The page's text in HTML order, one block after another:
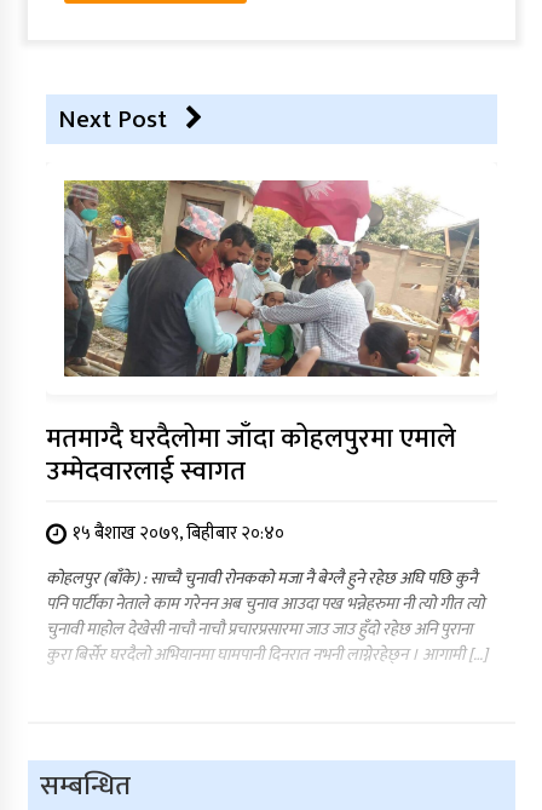
Next Post
मतमाग्दै घरदैलोमा जाँदा कोहलपुरमा एमाले
उम्मेदवारलाई स्वागत
१५ बैशाख २०७९, बिहीबार २०:४०
कोहलपुर (बाँके) : साच्चै चुनावी रोनकको मजा नै बेग्लै हुने रहेछ अघि पछि कुनै
पनि पार्टीका नेताले काम गरेनन अब चुनाव आउदा पख भन्नेहरुमा नी त्यो गीत त्यो
चुनावी माहोल देखेसी नाचौ नाचौ प्रचारप्रसारमा जाउ जाउ हुँदो रहेछ अनि पुराना
कुरा बिर्सेर घरदैलो अभियानमा घामपानी दिनरात नभनी लाग्नेरहेछ्न । आगामी […]
सम्बन्धित